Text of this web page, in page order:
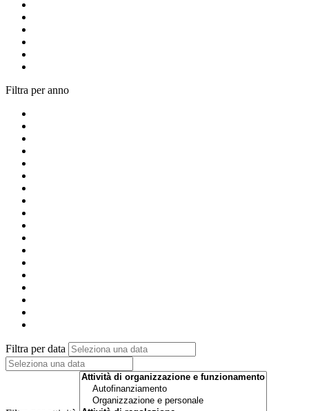
Filtra per anno
Filtra per data